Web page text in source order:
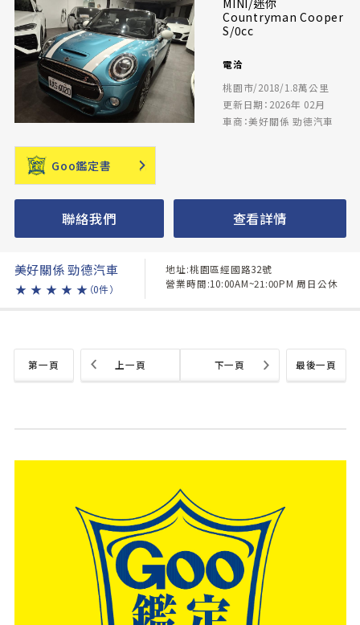
Countryman Cooper
S/0cc
電洽
桃園市/2018/1.8萬公里
更新日期：2026年 02月
車商：美好關係 勁德汽車
Goo鑑定書
聯絡我們 查看詳情
美好關係 勁德汽車
★ ★ ★ ★ ★ （0件）
地址:桃園區經國路32號
營業時間:10:00AM~21:00PM 周日公休
第一頁 最後一頁
上一頁 下一頁